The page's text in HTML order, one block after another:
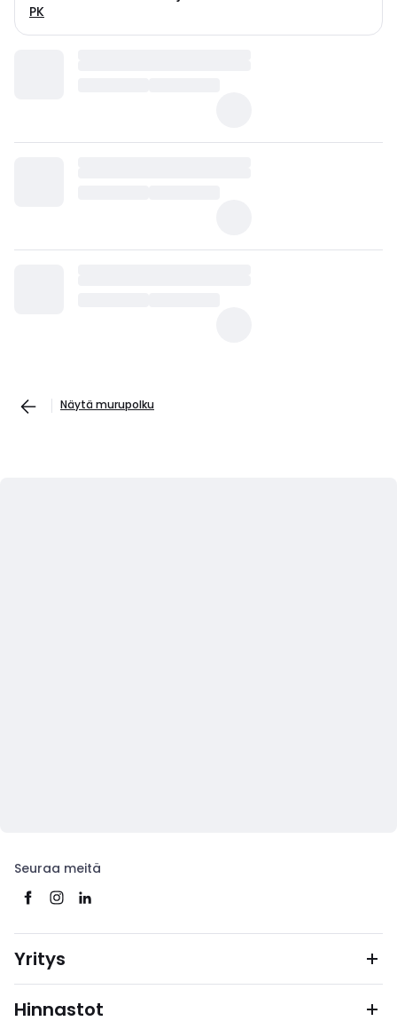
PK
Näytä murupolku
Seuraa meitä
Yritys
Hinnastot